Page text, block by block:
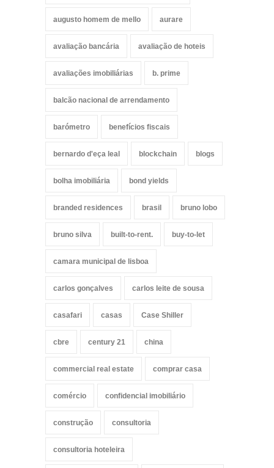
augusto homem de mello aurare
avaliação bancária avaliação de hoteis
avaliações imobiliárias b. prime
balcão nacional de arrendamento
barómetro benefícios fiscais
bernardo d'eça leal blockchain blogs
bolha imobiliária bond yields
branded residences brasil bruno lobo
bruno silva built-to-rent. buy-to-let
camara municipal de lisboa
carlos gonçalves carlos leite de sousa
casafari casas Case Shiller
cbre century 21 china
commercial real estate comprar casa
comércio confidencial imobiliário
construção consultoria
consultoria hoteleira